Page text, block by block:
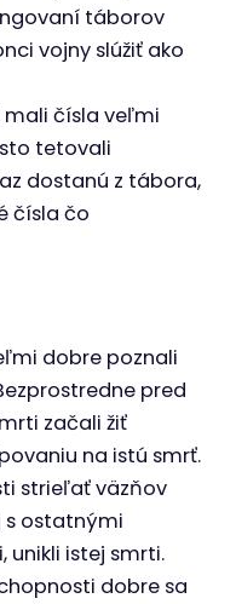
táborov
vojny slúžiť ako
mali čísla veľmi
tetovali
dostanú z tábora,
čísla čo
dobre poznali
pred
začali žiť
na istú smrť.
strieľať väzňov
s ostatnými
unikli istej smrti.
dobre sa